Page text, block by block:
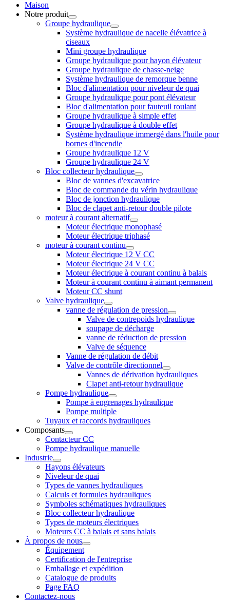
Maison
Notre produit
Groupe hydraulique
Système hydraulique de nacelle élévatrice à
ciseaux
Mini groupe hydraulique
Groupe hydraulique pour hayon élévateur
Groupe hydraulique de chasse-neige
Système hydraulique de remorque benne
Bloc d'alimentation pour niveleur de quai
Groupe hydraulique pour pont élévateur
Bloc d'alimentation pour fauteuil roulant
Groupe hydraulique à simple effet
Groupe hydraulique à double effet
Système hydraulique immergé dans l'huile pour
bornes d'incendie
Groupe hydraulique 12 V
Groupe hydraulique 24 V
Bloc collecteur hydraulique
Bloc de vannes d'excavatrice
Bloc de commande du vérin hydraulique
Bloc de jonction hydraulique
Bloc de clapet anti-retour double pilote
moteur à courant alternatif
Moteur électrique monophasé
Moteur électrique triphasé
moteur à courant continu
Moteur électrique 12 V CC
Moteur électrique 24 V CC
Moteur électrique à courant continu à balais
Moteur à courant continu à aimant permanent
Moteur CC shunt
Valve hydraulique
vanne de régulation de pression
Valve de contrepoids hydraulique
soupape de décharge
vanne de réduction de pression
Valve de séquence
Vanne de régulation de débit
Valve de contrôle directionnel
Vannes de dérivation hydrauliques
Clapet anti-retour hydraulique
Pompe hydraulique
Pompe à engrenages hydraulique
Pompe multiple
Tuyaux et raccords hydrauliques
Composants
Contacteur CC
Pompe hydraulique manuelle
Industrie
Hayons élévateurs
Niveleur de quai
Types de vannes hydrauliques
Calculs et formules hydrauliques
Symboles schématiques hydrauliques
Bloc collecteur hydraulique
Types de moteurs électriques
Moteurs CC à balais et sans balais
À propos de nous
Équipement
Certification de l'entreprise
Emballage et expédition
Catalogue de produits
Page FAQ
Contactez-nous